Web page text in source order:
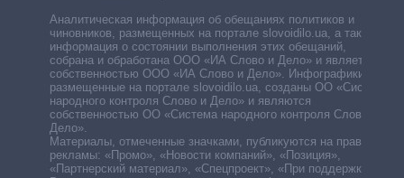
Аналитическая информация об обещаниях политиков и
чиновников, размещенных на портале slovoidilo.ua, а также
информация о состоянии выполнения этих обещаний,
собрана и обработана ООО «ИА Слово и Дело» и является
собственностью ООО «ИА Слово и Дело». Инфографики,
размещенные на портале slovoidilo.ua, созданы ОО «Система
народного контроля Слово и Дело» и являются
собственностью ОО «Система народного контроля Слово и
Дело».
Материалы, отмеченные значками, публикуются на правах
рекламы: «Промо», «Новости компаний», «Позиция»,
«Партнерский материал», «Спецпроект», «При поддержке».